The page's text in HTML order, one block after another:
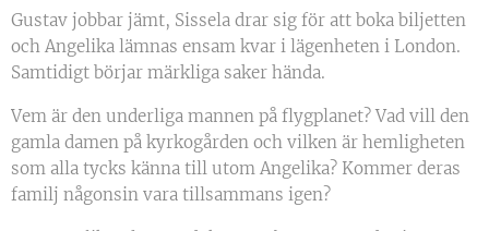
Gustav jobbar jämt, Sissela drar sig för att boka biljetten
och Angelika lämnas ensam kvar i lägenheten i London.
Samtidigt börjar märkliga saker hända.
Vem är den underliga mannen på flygplanet? Vad vill den
gamla damen på kyrkogården och vilken är hemligheten
som alla tycks känna till utom Angelika? Kommer deras
familj någonsin vara tillsammans igen?